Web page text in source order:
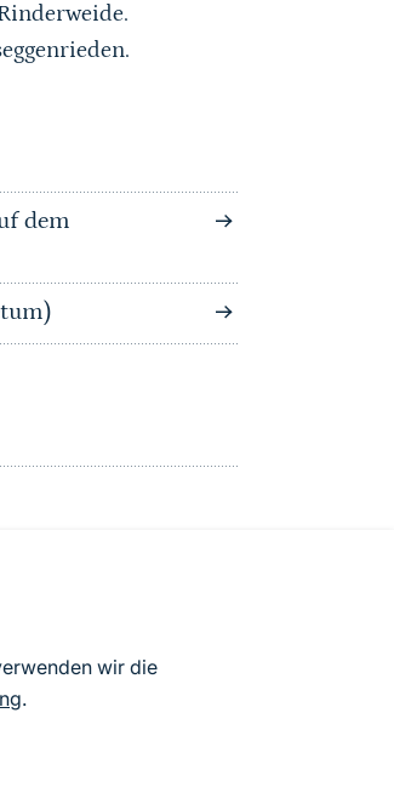
wir die
.
dem
(Stand:
freigegebenen